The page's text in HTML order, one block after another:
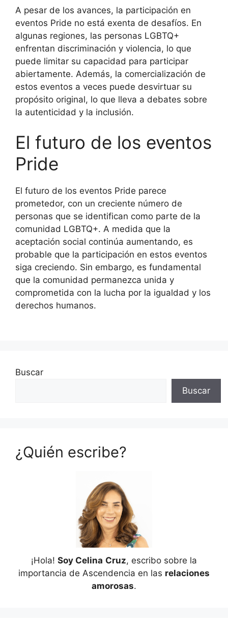
A pesar de los avances, la participación en
eventos Pride no está exenta de desafíos. En
algunas regiones, las personas LGBTQ+
enfrentan discriminación y violencia, lo que
puede limitar su capacidad para participar
abiertamente. Además, la comercialización de
estos eventos a veces puede desvirtuar su
propósito original, lo que lleva a debates sobre
la autenticidad y la inclusión.
El futuro de los eventos
Pride
El futuro de los eventos Pride parece
prometedor, con un creciente número de
personas que se identifican como parte de la
comunidad LGBTQ+. A medida que la
aceptación social continúa aumentando, es
probable que la participación en estos eventos
siga creciendo. Sin embargo, es fundamental
que la comunidad permanezca unida y
comprometida con la lucha por la igualdad y los
derechos humanos.
Buscar
Buscar
¿Quién escribe?
¡Hola! Soy Celina Cruz, escribo sobre la
importancia de Ascendencia en las relaciones
amorosas.